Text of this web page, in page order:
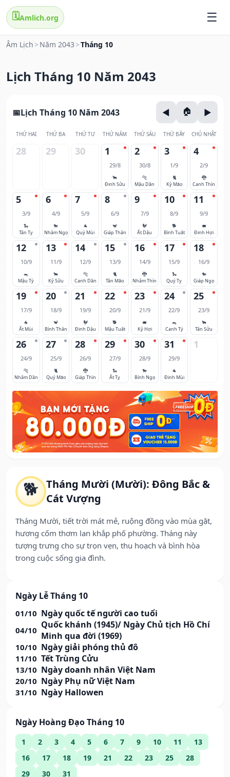
🗓️Amlich.org
Âm Lịch > Năm 2043 >Tháng 10
Lịch Tháng 10 Năm 2043
🐕 Tháng Mười (Mười): Đông Bắc &
Cát Vượng
Tháng Mười, tiết trời mát mẻ, ruộng đồng vào mùa gặt,
hương cốm thơm lan khắp phố phường. Tháng này
tượng trưng cho sự trọn vẹn, thu hoạch và bình hòa
trong cuộc sống gia đình.
Ngày Lễ Tháng 10
01/10 Ngày quốc tế người cao tuổi
04/10 Quốc khánh (1945)/ Ngày Chủ tịch Hồ Chí
Minh qua đời (1969)
10/10 Ngày giải phóng thủ đô
11/10 Tết Trùng Cửu
13/10 Ngày doanh nhân Việt Nam
20/10 Ngày Phụ nữ Việt Nam
31/10 Ngày Hallowen
Ngày Hoàng Đạo Tháng 10
1 2 3 4 5 6 7 9 10 11
13
16
17 18 19 21 22 23 25
28
29
30 31
Lịch Tháng 10 Năm 2043
THỨ HAI THỨ BA THỨ TƯ THỨ NĂM THỨ SÁU THỨ BẢY CHỦ NHẬT
28 29 30 1
29/8
🐂
Đinh Sửu
2
30/8
🐅
Mậu Dần
3
1/9
🐈
Kỷ Mão
4
2/9
🐉
Canh Thìn
5
3/9
🐍
Tân Tỵ
6
4/9
🐎
Nhâm Ngọ
7
5/9
🐐
Quý Mùi
8
6/9
🐒
Giáp Thân
9
7/9
🐓
Ất Dậu
10
8/9
🐕
Bính Tuất
11
9/9
🐖
Đinh Hợi
12
10/9
🐀
Mậu Tý
13
11/9
🐂
Kỷ Sửu
14
12/9
🐅
Canh Dần
15
13/9
🐈
Tân Mão
16
14/9
🐉
Nhâm Thìn
17
15/9
🐍
Quý Tỵ
18
16/9
🐎
Giáp Ngọ
19
17/9
🐐
Ất Mùi
20
18/9
🐒
Bính Thân
21
19/9
🐓
Đinh Dậu
22
20/9
🐕
Mậu Tuất
23
21/9
🐖
Kỷ Hợi
24
22/9
🐀
Canh Tý
25
23/9
🐂
Tân Sửu
26
24/9
🐅
Nhâm Dần
27
25/9
🐈
Quý Mão
28
26/9
🐉
Giáp Thìn
29
27/9
🐍
Ất Tỵ
30
28/9
🐎
Bính Ngọ
31
29/9
🐐
Đinh Mùi
1